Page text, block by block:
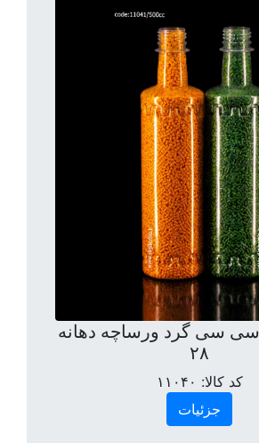
بطری ۷۵۰ سی سی گرد ورساچه دهانه
۲۸
کد کالا: ۱۱۰۴۰
جزئیات